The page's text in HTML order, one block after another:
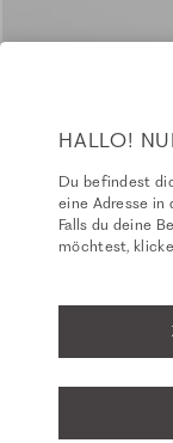
HALLO!
Du befindest
eine Adresse in
Falls du deine
möchtest, klicke